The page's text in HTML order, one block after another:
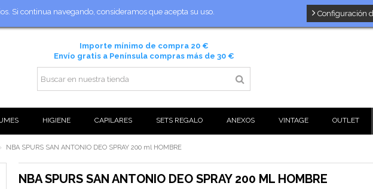
Si continua navegando, consideramos que acepta su uso. Configuración
Importe mínimo de compra 20 €
Envío gratis a Península compras más de 30 €
HIGIENE CAPILARES SETS REGALO ANEXOS VINTAGE OUTLET
NBA SPURS SAN ANTONIO DEO SPRAY 200 ml HOMBRE
NBA SPURS SAN ANTONIO DEO SPRAY 200 ML HOMBRE